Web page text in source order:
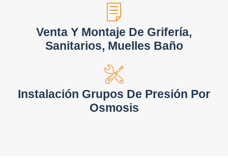
Venta Y Montaje De Grifería,
Sanitarios, Muelles Baño
Instalación Grupos De Presión Por
Osmosis